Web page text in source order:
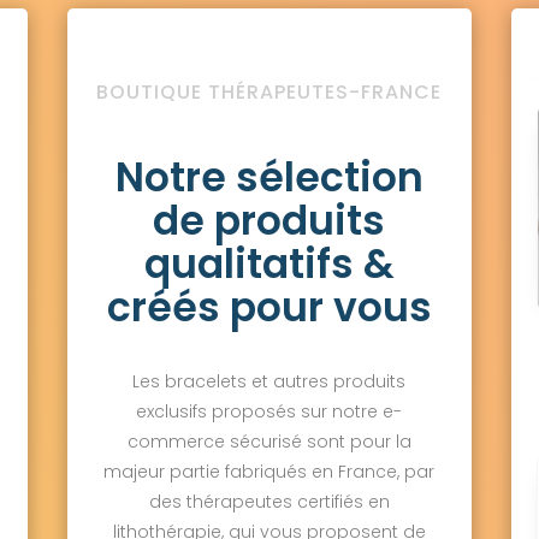
BOUTIQUE THÉRAPEUTES-FRANCE
Notre sélection
de produits
qualitatifs &
créés pour vous
Les bracelets et autres produits
exclusifs proposés sur notre e-
commerce sécurisé sont pour la
majeur partie fabriqués en France, par
des thérapeutes certifiés en
lithothérapie, qui vous proposent de